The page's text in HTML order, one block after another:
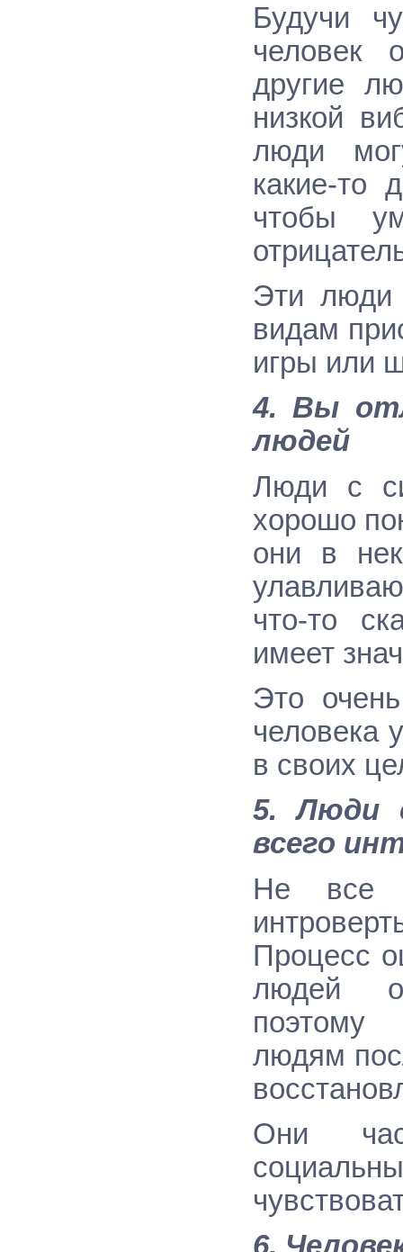
Будучи
человек
другие
низкой
люди
какие-то
чтобы
Эти люди
видам
игры или
4. Вы
людей
Люди с
хорошо
они в
что-то
имеет
Это
человека
в своих
5. Люди
всего
Не все
Процесс
людей
поэтому
людям
Они